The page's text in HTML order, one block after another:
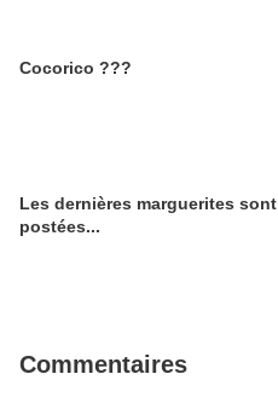
Cocorico ???
Les dernières marguerites sont
postées...
Commentaires